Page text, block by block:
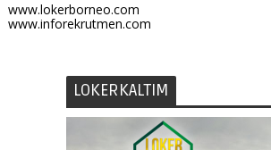
www.lokerborneo.com
www.inforekrutmen.com
LOKERKALTIM